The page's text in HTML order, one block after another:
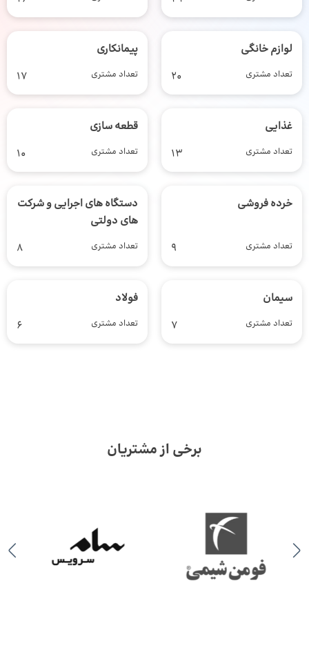
لوازم خانگی
تعداد مشتری 20
پیمانکاری
تعداد مشتری 17
غذایی
تعداد مشتری 13
قطعه سازی
تعداد مشتری 10
خرده فروشی
تعداد مشتری 9
دستگاه های اجرایی و شرکت
های دولتی
تعداد مشتری 8
سیمان
تعداد مشتری 7
فولاد
تعداد مشتری 6
برخی از مشتریان